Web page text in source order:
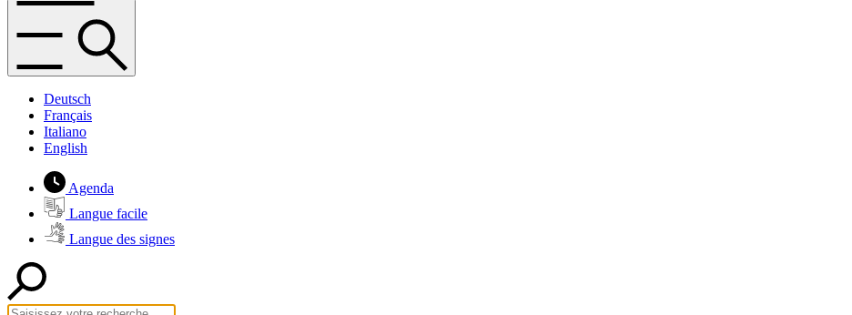
Deutsch
Français
Italiano
English
Agenda
Langue facile
Langue des signes